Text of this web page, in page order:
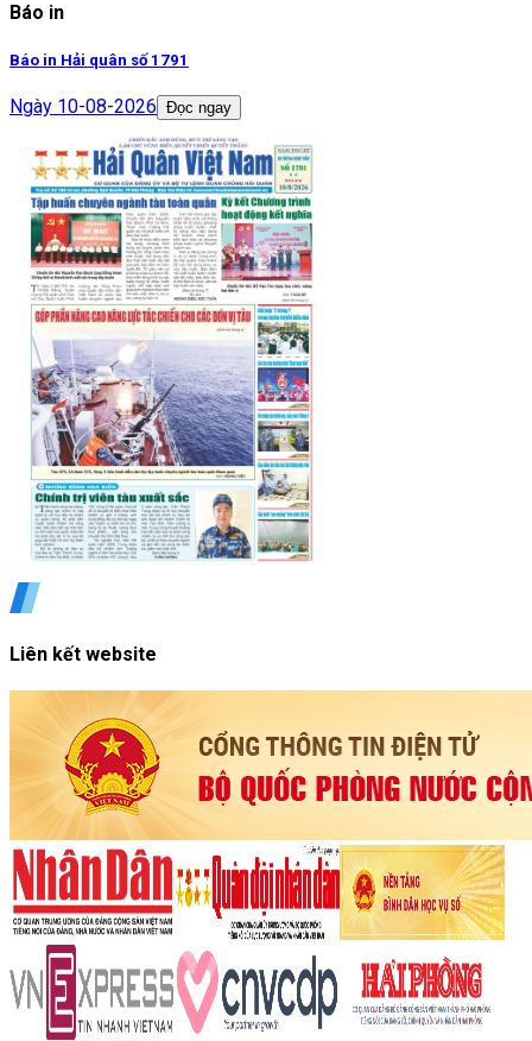
Báo in
Báo in Hải quân số 1791
Ngày 10-08-2026 Đọc ngay
Liên kết website